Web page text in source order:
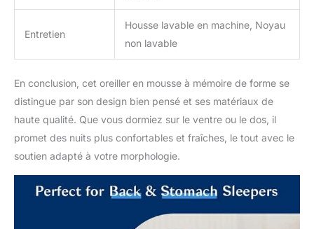
Entretien
Housse lavable en machine, Noyau
non lavable
En conclusion, cet oreiller en mousse à mémoire de forme se
distingue par son design bien pensé et ses matériaux de
haute qualité. Que vous dormiez sur le ventre ou le dos, il
promet des nuits plus confortables et fraîches, le tout avec le
soutien adapté à votre morphologie.